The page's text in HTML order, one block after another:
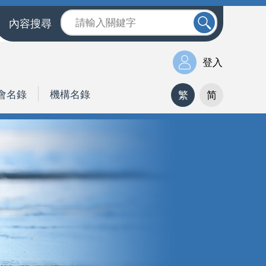
內容搜尋
登入
名錄 機構名錄 繁 简